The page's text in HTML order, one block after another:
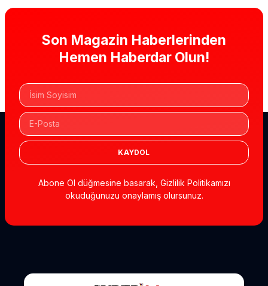
Son Magazin Haberlerinden
Hemen Haberdar Olun!
KAYDOL
Abone Ol düğmesine basarak, Gizlilik Politikamızı
okuduğunuzu onaylamış olursunuz.